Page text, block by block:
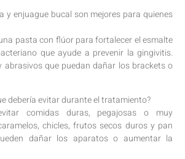
y‍ enjuague ​bucal⁢ son mejores para quienes
pasta con flúor para fortalecer el ​esmalte
que ayude⁣ a prevenir ⁣la gingivitis.‌
abrasivos‌ que puedan dañar los brackets o
⁢debería evitar⁤ durante el tratamiento?​
comidas duras, pegajosas‍ o muy
chicles, frutos secos duros y pan
dañar ⁤los aparatos ⁣o aumentar la